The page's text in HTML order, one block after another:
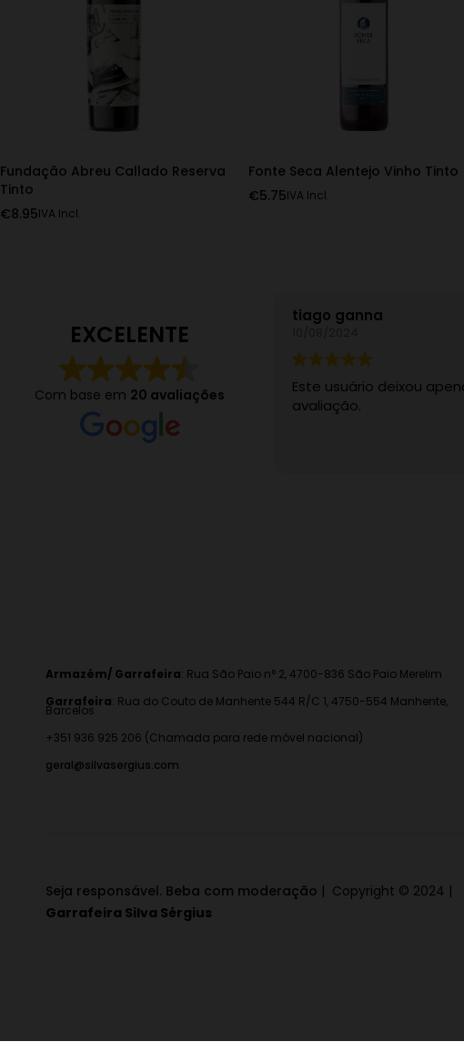
Fundação Abreu Callado Reserva
Tinto
€8.95IVA Incl.
Fonte Seca Alentejo Vinho Tinto
€5.75IVA Incl.
EXCELENTE
Com base em 20 avaliações
tiago ganna
Este usuário deixou
avaliação.
Armazém/ Garrafeira: Rua São Paio n° 2, 4700-836 São Paio Merelim
Garrafeira: Rua do Couto de Manhente 544 R/C 1, 4750-554 Manhente,
Barcelos
+351 936 925 206 (Chamada para rede móvel nacional)
geral@silvasergius.com
Seja responsável. Beba com moderação | Copyright © 2024 |
Garrafeira Silva Sérgius